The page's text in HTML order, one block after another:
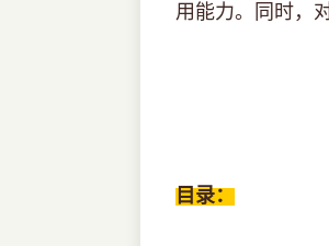
用能力。同时，
目录：